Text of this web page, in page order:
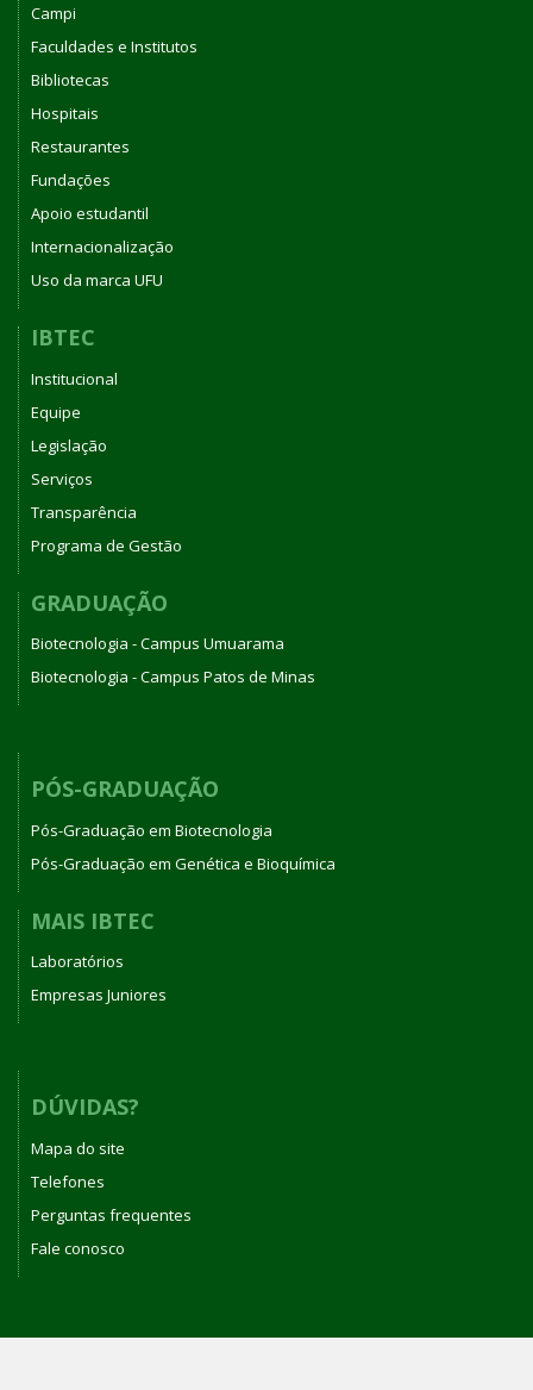
PATOS
DE
MINAS
UNIVERSIDADE
FEDERAL
DE
Campi
Faculdades e Institutos
Bibliotecas
Hospitais
Restaurantes
Fundações
Apoio estudantil
Internacionalização
Uso da marca UFU
IBTEC
Institucional
Equipe
Legislação
Serviços
Transparência
Programa de Gestão
GRADUAÇÃO
Biotecnologia - Campus Umuarama
Biotecnologia - Campus Patos de Minas
PÓS-GRADUAÇÃO
Pós-Graduação em Biotecnologia
Pós-Graduação em Genética e Bioquímica
MAIS IBTEC
Laboratórios
Empresas Juniores
DÚVIDAS?
Mapa do site
Telefones
Perguntas frequentes
Fale conosco